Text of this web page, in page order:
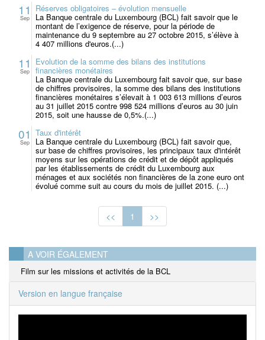
11
Sep
Réserves obligatoires – évolution mensuelle
La Banque centrale du Luxembourg (BCL) fait savoir que le
montant de l’exigence de réserve, pour la période de
maintenance du 9 septembre au 27 octobre 2015, s’élève à
4 407 millions d'euros.(...)
11
Sep
Evolution de la somme des bilans des institutions
financières monétaires
La Banque centrale du Luxembourg fait savoir que, sur base
de chiffres provisoires, la somme des bilans des institutions
financières monétaires s’élevait à 1 003 613 millions d’euros
au 31 juillet 2015 contre 998 524 millions d’euros au 30 juin
2015, soit une hausse de 0,5%.(...)
01
Sep
Taux d'intérêt
La Banque centrale du Luxembourg (BCL) fait savoir que,
sur base de chiffres provisoires, les principaux taux d'intérêt
moyens sur les opérations de crédit et de dépôt appliqués
par les établissements de crédit du Luxembourg aux
ménages et aux sociétés non financières de la zone euro ont
évolué comme suit au cours du mois de juillet 2015. (...)
<< 1 >>
A VOIR ÉGALEMENT
Film sur les missions et activités de la BCL
Version en langue française